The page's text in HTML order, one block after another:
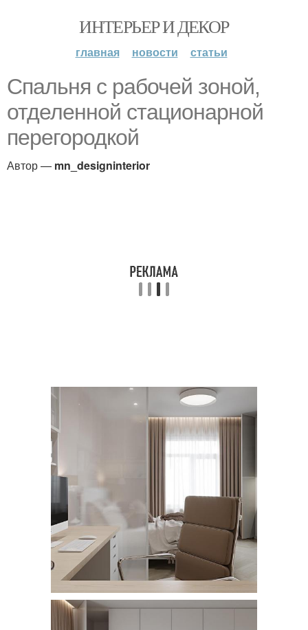
ИНТЕРЬЕР И ДЕКОР
главная новости статьи
Спальня с рабочей зоной,
отделенной стационарной
перегородкой
Автор — mn_designinterior